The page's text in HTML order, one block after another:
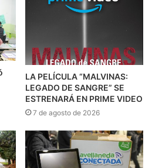
LA PELÍCULA “MALVINAS:
LEGADO DE SANGRE” SE
ESTRENARÁ EN PRIME VIDEO
7 de agosto de 2026